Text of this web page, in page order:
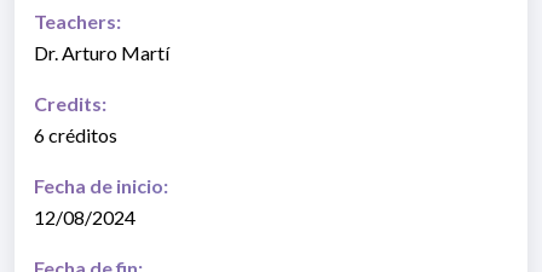
Teachers:
Dr. Arturo Martí
Credits:
6 créditos
Fecha de inicio:
12/08/2024